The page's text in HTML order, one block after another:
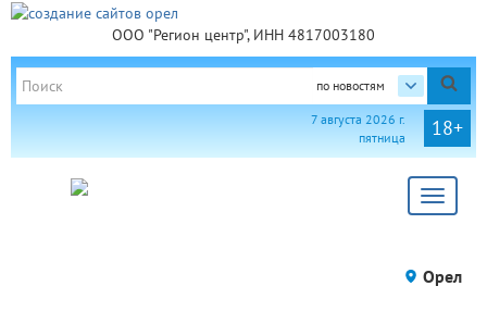
ООО "Регион центр", ИНН 4817003180
по новостям
18+
7 августа 2026 г.
пятница
Toggle
Орел